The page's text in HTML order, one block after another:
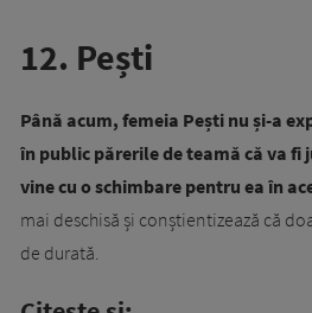
12. Pești
Până acum, femeia Pești nu și-a
în public părerile de teamă că va fi
vine cu o schimbare pentru ea în
mai deschisă și conștientizează că
de durată.